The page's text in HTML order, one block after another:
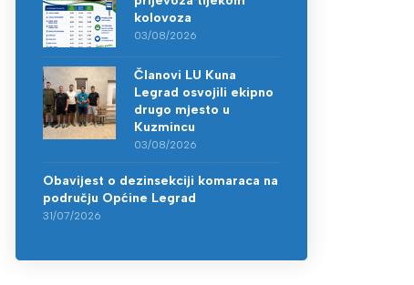
kolovoza
03/08/2026
Članovi LU Kuna
Legrad osvojili ekipno
drugo mjesto u
Kuzmincu
03/08/2026
Obavijest o dezinsekciji komaraca na
području Općine Legrad
31/07/2026